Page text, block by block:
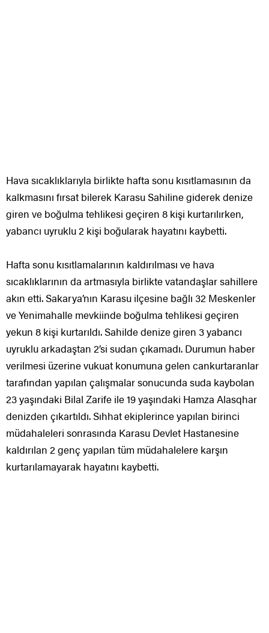
Hava sıcaklıklarıyla birlikte hafta sonu kısıtlamasının da
kalkmasını fırsat bilerek Karasu Sahiline giderek denize
giren ve boğulma tehlikesi geçiren 8 kişi kurtarılırken,
yabancı uyruklu 2 kişi boğularak hayatını kaybetti.
Hafta sonu kısıtlamalarının kaldırılması ve hava
sıcaklıklarının da artmasıyla birlikte vatandaşlar sahillere
akın etti. Sakarya’nın Karasu ilçesine bağlı 32 Meskenler
ve Yenimahalle mevkiinde boğulma tehlikesi geçiren
yekun 8 kişi kurtarıldı. Sahilde denize giren 3 yabancı
uyruklu arkadaştan 2’si sudan çıkamadı. Durumun haber
verilmesi üzerine vukuat konumuna gelen cankurtaranlar
tarafından yapılan çalışmalar sonucunda suda kaybolan
23 yaşındaki Bilal Zarife ile 19 yaşındaki Hamza Alasqhar
denizden çıkartıldı. Sıhhat ekiplerince yapılan birinci
müdahaleleri sonrasında Karasu Devlet Hastanesine
kaldırılan 2 genç yapılan tüm müdahalelere karşın
kurtarılamayarak hayatını kaybetti.